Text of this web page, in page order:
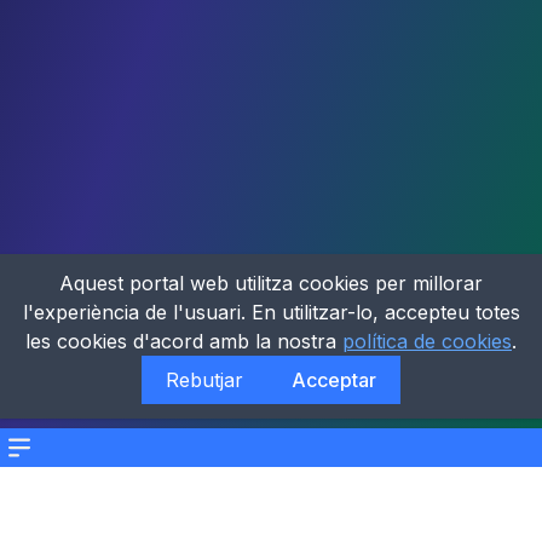
Menu
Aquest portal web utilitza cookies per millorar
l'experiència de l'usuari. En utilitzar-lo, accepteu totes
les cookies d'acord amb la nostra política de cookies.
Rebutjar
Acceptar